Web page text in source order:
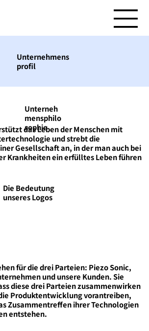
Unternehmens
profil
Unterneh
mensphilo
sophie
das Leben der Menschen mit
und strebt die
Gesellschaft an, in der man auch bei
Krankheiten ein erfülltes Leben führen
für die drei Parteien: Piezo Sonic,
und unsere Kunden. Sie
diese drei Parteien zusammenwirken
Produktentwicklung vorantreiben,
Zusammentreffen ihrer Technologien
entstehen.
Die Bedeutung
unseres Logos